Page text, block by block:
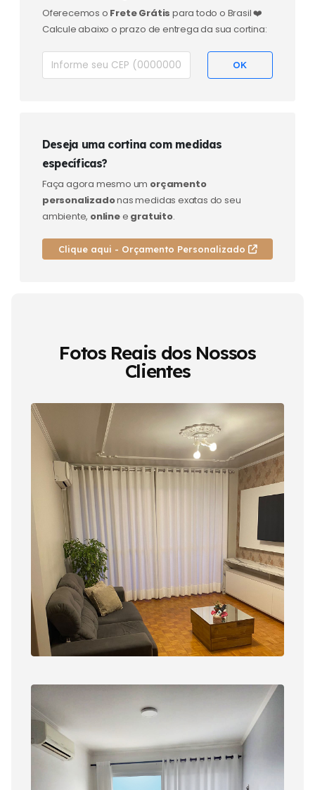
Oferecemos o Frete Grátis para todo o Brasil ❤️
Calcule abaixo o prazo de entrega da sua cortina:
Deseja uma cortina com medidas
específicas?
Faça agora mesmo um orçamento
personalizadonas medidas exatas do seu
ambiente, onlinee gratuito.
Clique aqui - Orçamento Personalizado
Fotos Reais dos Nossos
Clientes